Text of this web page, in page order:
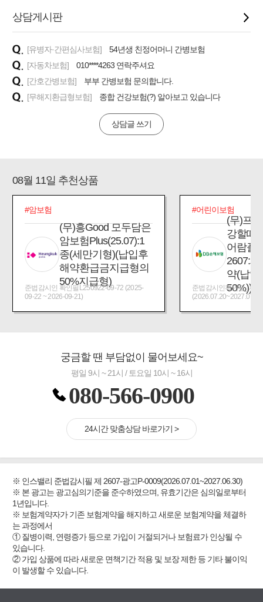
#바뀌기전에 4세대 가입
상담게시판
[유병자·간편심사보험]
54년생 친정어머니 간병보험
[자동차보험]
010****4263 연락주셔요
[간호간병보험]
부부 간병보험 문의합니다.
[무해지환급형보험]
종합 건강보험(?) 알아보고 있습니다
상담글 쓰기
08월 11일 추천상품
#암보험
(무)흥Good 모두담은
암보험Plus(25.07):1
종(세만기형)(납입후
해약환급금지급형의
50%지급형)
준법감시인 확인필L250922-09-72 (2025-
09-22 ~ 2026-09-21)
#어린이보험
(무)프
강할때
어람플
2607:
약(납입
50%))
준법감시인확인필_제
궁금할 땐 부담없이 물어보세요~
평일 9시 ~ 21시 / 토요일 10시 ~ 16시
080-566-0900
24시간 맞춤상담 바로가기 >
※ 인스밸리 준법감시필 제 2607-광고P-0009(2026.07.01~2027.06.30)
※ 본 광고는 광고심의기준을 준수하였으며, 유효기간은 심의일로부터
1년입니다.
※ 보험계약자가 기존 보험계약을 해지하고 새로운 보험계약을 체결하
는 과정에서
① 질병이력, 연령증가 등으로 가입이 거절되거나 보험료가 인상될 수
있습니다.
② 가입 상품에 따라 새로운 면책기간 적용 및 보장 제한 등 기타 불이익
이 발생할 수 있습니다.